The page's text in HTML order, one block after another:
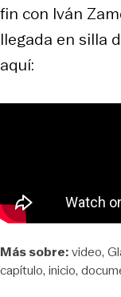
fin con Iván
llegada en silla
aquí:
Más sobre:video
capítulo inicio